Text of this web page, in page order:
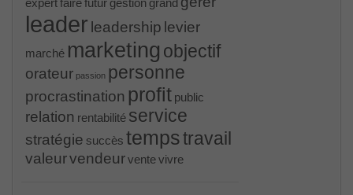
expertfairefutur gestion grand
leader leadership levier
marché marketing objectif
orateur passion personne
procrastination profit public
relation rentabilité service
stratégie succès tempstravail
valeurvendeurventevivre